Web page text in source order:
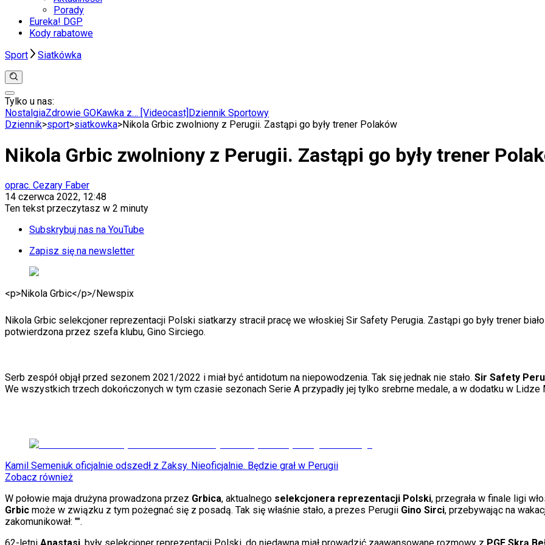
Porady
Eureka! DGP
Kody rabatowe
Sport
Siatkówka
Anuluj
Wiadomości
Kraj
Polityka
Nauka
Gospodarka
Aktualności
Emerytury
Finanse
Praca
Podatki
Twoje finanse
KSEF
Aktualności
Automotive
Jednoślady
Porady
Premiery
Telewizja
Edukacja
Aktualności
Matura
Kobieta
Aktualności
Moda
Uroda
Tylko u nas:
NostalgiaZdrowie GOKawka z… [Videocast] Dziennik Sportowy
Dziennik>sport>siatkowka>Nikola Grbic zwolniony z Perugii. Zastąpi go były trener Polaków
Nikola Grbic zwolniony z Perugii. Zastąpi go były trener
oprac. Cezary Faber
14 czerwca 2022, 12:48
Ten tekst przeczytasz w 2 minuty
Subskrybuj nas na YouTube
Zapisz się na newsletter
<p>Nikola Grbic</p>/ Newspix
Nikola Grbic selekcjoner reprezentacji Polski siatkarzy stracił pracę we włoskiej Sir Safety Perugia. Zastąpi go były trener
potwierdzona przez szefa klubu, Gino Sirciego.
Serb zespół objął przed sezonem 2021/2022 i miał być antidotum na niepowodzenia. Tak się jednak nie stało. Sir Safety
We wszystkich trzech dokończonych w tym czasie sezonach Serie A przypadły jej tylko srebrne medale, a w dodatku w Lidze
Kamil Semeniuk oficjalnie odszedł z Zaksy. Nieoficjalnie. Będzie grał w Perugii
Zobacz również
W połowie maja drużyna prowadzona przez Grbica, aktualnego selekcjonera reprezentacji Polski, przegrała w finale ligi
Grbic może w związku z tym pożegnać się z posadą. Tak się właśnie stało, a prezes Perugii Gino Sirci, przebywając na
zakomunikował: "".